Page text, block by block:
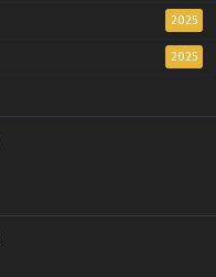
2025
2025